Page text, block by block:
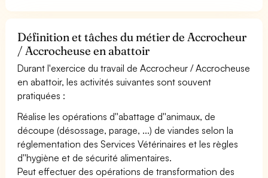
Définition et tâches du métier de Accrocheur
/ Accrocheuse en abattoir
Durant l'exercice du travail de Accrocheur / Accrocheuse
en abattoir, les activités suivantes sont souvent
pratiquées :
Réalise les opérations d''abattage d''animaux, de
découpe (désossage, parage, ...) de viandes selon la
réglementation des Services Vétérinaires et les règles
d''hygiène et de sécurité alimentaires.
Peut effectuer des opérations de transformation des